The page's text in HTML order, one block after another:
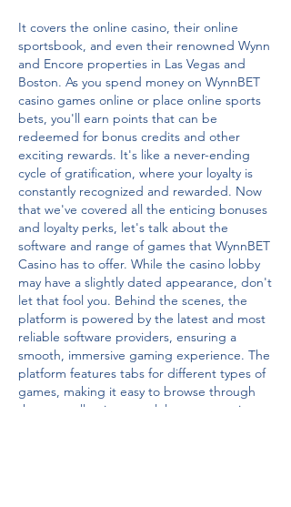
It covers the online casino, their online
sportsbook, and even their renowned Wynn
and Encore properties in Las Vegas and
Boston. As you spend money on WynnBET
casino games online or place online sports
bets, you'll earn points that can be
redeemed for bonus credits and other
exciting rewards. It's like a never-ending
cycle of gratification, where your loyalty is
constantly recognized and rewarded. Now
that we've covered all the enticing bonuses
and loyalty perks, let's talk about the
software and range of games that WynnBET
Casino has to offer. While the casino lobby
may have a slightly dated appearance, don't
let that fool you. Behind the scenes, the
platform is powered by the latest and most
reliable software providers, ensuring a
smooth, immersive gaming experience. The
platform features tabs for different types of
games, making it easy to browse through
the vast collection, canalul care transmite